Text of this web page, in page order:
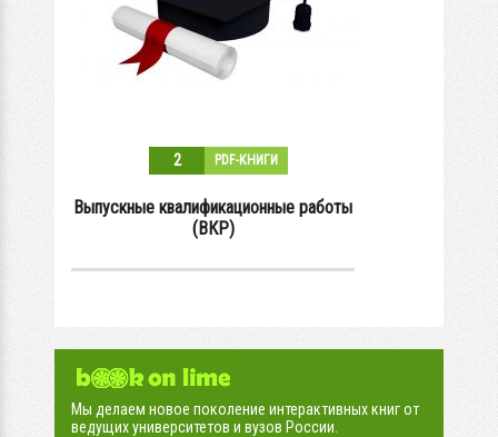
2 PDF-КНИГИ
Выпускные квалификационные работы
(ВКР)
Мы делаем новое поколение интерактивных книг от
ведущих университетов и вузов России.